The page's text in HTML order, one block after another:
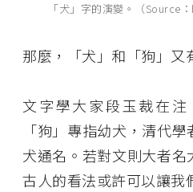
「犬」字的演變。（Source
那麼，「犬」和「狗」又
文字學大家段玉裁在
「狗」專指幼犬，清代
犬通名。若對文則大者
古人的看法或許可以讓我